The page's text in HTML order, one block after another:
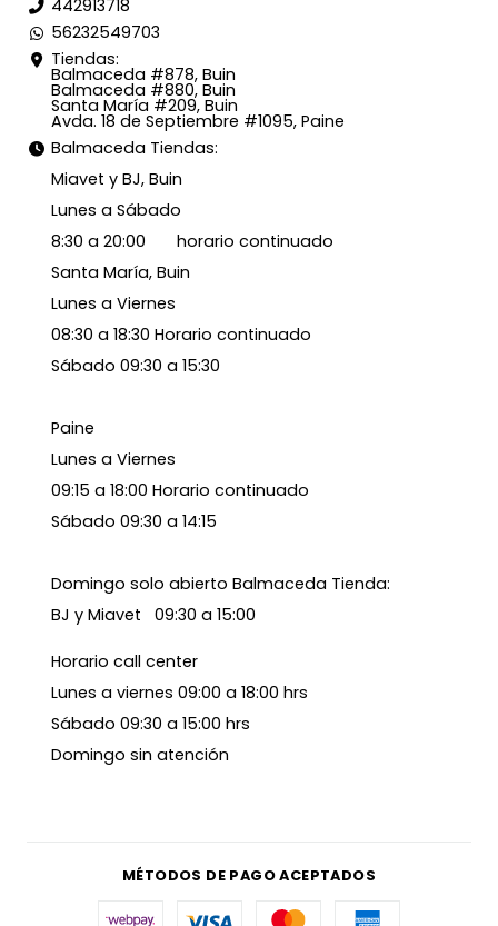
442913718
56232549703
Tiendas:
Balmaceda #878, Buin
Balmaceda #880, Buin
Santa María #209, Buin
Avda. 18 de Septiembre #1095, Paine
Balmaceda Tiendas:
Miavet y BJ, Buin
Lunes a Sábado
8:30 a 20:00 horario continuado
Santa María, Buin
Lunes a Viernes
08:30 a 18:30 Horario continuado
Sábado 09:30 a 15:30
Paine
Lunes a Viernes
09:15 a 18:00 Horario continuado
Sábado 09:30 a 14:15
Domingo solo abierto Balmaceda Tienda:
BJ y Miavet 09:30 a 15:00
Horario call center
Lunes a viernes 09:00 a 18:00 hrs
Sábado 09:30 a 15:00 hrs
Domingo sin atención
MÉTODOS DE PAGO ACEPTADOS